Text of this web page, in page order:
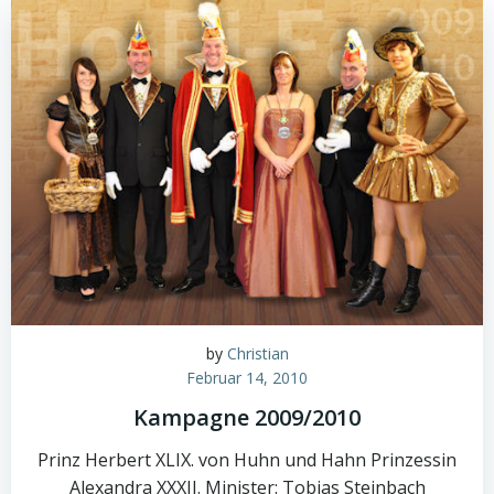
by Christian
Februar 14, 2010
Kampagne 2009/2010
Prinz Herbert XLIX. von Huhn und Hahn Prinzessin
Alexandra XXXII. Minister: Tobias Steinbach